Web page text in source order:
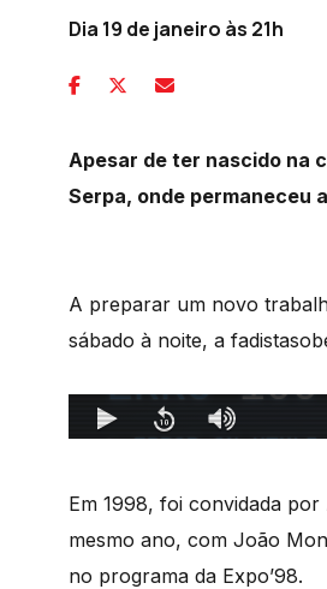
Dia 19 de janeiro às 21h
Apesar de ter nascido na
Serpa, onde permaneceu
A preparar um novo
sábado à noite, a
Em 1998, foi convidada
mesmo ano, com João
no programa da Expo’98.